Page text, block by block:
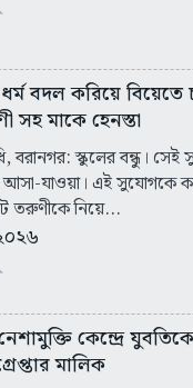
বদল করিয়ে বিয়েতে
সহ মাকে হেনস্তা
বরানগর: স্কুলের বন্ধু। সেই
যাওয়া। এই সুযোগকে
তরুণীকে নিয়ে...
কেন্দ্রে
মালিক